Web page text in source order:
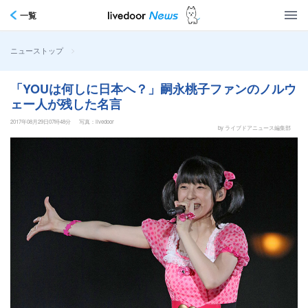
一覧
ニューストップ >
「YOUは何しに日本へ？」嗣永桃子ファンのノルウ
ェー人が残した名言
2017年08月29日07時48分
写真：livedoor
by ライブドアニュース編集部